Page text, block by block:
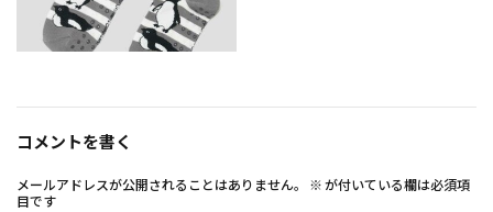
コメントを書く
メールアドレスが公開されることはありません。 ※ が付いている欄は必須項
目です